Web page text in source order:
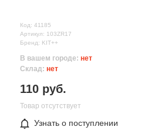
Код: 41185
Артикул: 103ZR17
Бренд: KIT++
В вашем городе: нет
Склад: нет
110 руб.
Товар отсутствует
Узнать о поступлении